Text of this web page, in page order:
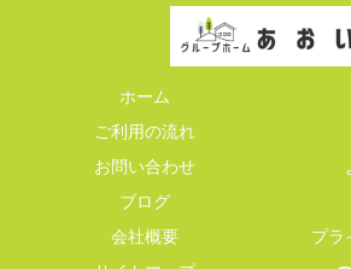
ホーム
ご利用の流れ
お問い合わせ
ブログ
会社概要
プラ